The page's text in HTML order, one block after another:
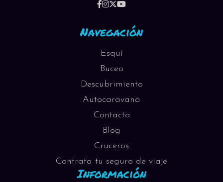
Navegación
Esquí
Buceo
Descubrimiento
Autocaravana
Contacto
Blog
Cruceros
Contrata tu seguro de viaje
Información